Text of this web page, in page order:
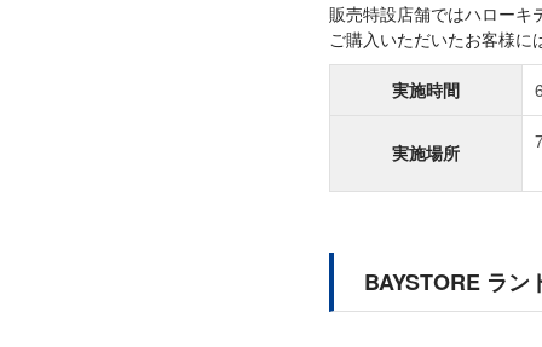
販売特設店舗ではハローキ
ご購入いただいたお客様に
実施時間
実施場所
BAYSTORE ラン